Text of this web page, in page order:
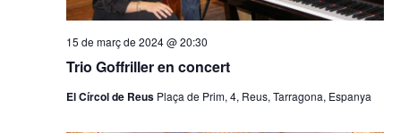
i
a
v
u
a
Trio Goffriller en concert
15 de març de 2024 @ 20:30
El Círcol de Reus Plaça de Prim, 4, Reus, Tarragona, Espanya